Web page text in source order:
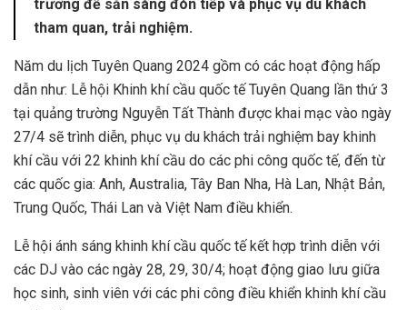
trương để sẵn sàng đón tiếp và phục vụ du khách
tham quan, trải nghiệm.
Năm du lịch Tuyên Quang 2024 gồm có các hoạt động hấp
dẫn như: Lễ hội Khinh khí cầu quốc tế Tuyên Quang lần thứ 3
tại quảng trường Nguyễn Tất Thành được khai mạc vào ngày
27/4 sẽ trình diễn, phục vụ du khách trải nghiệm bay khinh
khí cầu với 22 khinh khí cầu do các phi công quốc tế, đến từ
các quốc gia: Anh, Australia, Tây Ban Nha, Hà Lan, Nhật Bản,
Trung Quốc, Thái Lan và Việt Nam điều khiển.
Lễ hội ánh sáng khinh khí cầu quốc tế kết hợp trình diễn với
các DJ vào các ngày 28, 29, 30/4; hoạt động giao lưu giữa
học sinh, sinh viên với các phi công điều khiển khinh khí cầu